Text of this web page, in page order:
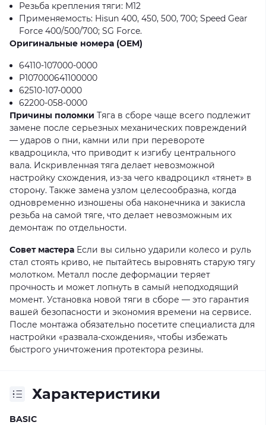
Резьба крепления тяги: M12
Применяемость: Hisun 400, 450, 500, 700; Speed Gear
Force 400/500/700; SG Force.
Оригинальные номера (OEM)
64110-107000-0000
P107000641100000
62510-107-0000
62200-058-0000
Причины поломки Тяга в сборе чаще всего подлежит
замене после серьезных механических повреждений
— ударов о пни, камни или при перевороте
квадроцикла, что приводит к изгибу центрального
вала. Искривленная тяга делает невозможной
настройку схождения, из-за чего квадроцикл «тянет» в
сторону. Также замена узлом целесообразна, когда
одновременно изношены оба наконечника и закисла
резьба на самой тяге, что делает невозможным их
демонтаж по отдельности.
Совет мастера Если вы сильно ударили колесо и руль
стал стоять криво, не пытайтесь выровнять старую тягу
молотком. Металл после деформации теряет
прочность и может лопнуть в самый неподходящий
момент. Установка новой тяги в сборе — это гарантия
вашей безопасности и экономия времени на сервисе.
После монтажа обязательно посетите специалиста для
настройки «развала-схождения», чтобы избежать
быстрого уничтожения протектора резины.
Характеристики
BASIC